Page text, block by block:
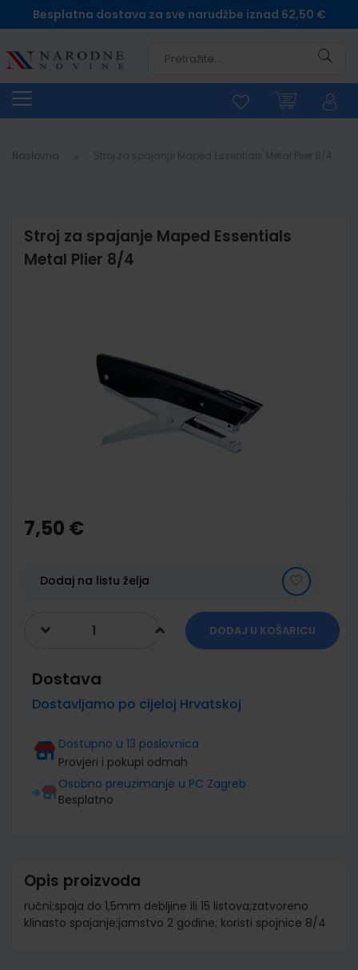
Besplatna dostava za sve narudžbe iznad 62,50 €
Naslovna
Stroj za spajanje Maped Essentials
Metal Plier 8/4
the
beginning
gallery
7,50 €
Dodaj na listu želja
DODAJ U KOŠARICU
Dostava
Dostavljamo po cijeloj Hrvatskoj
Dostupno u 13 poslovnica
Provjeri i pokupi odmah
Osobno preuzimanje u PC Zagreb
Besplatno
Opis proizvoda
ručni;spaja do 1,5mm debljine ili 15 listova;zatvoreno
klinasto spajanje;jamstvo 2 godine; koristi spojnice 8/4